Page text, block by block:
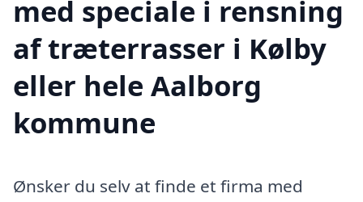
med speciale i rensning
af træterrasser i Kølby
eller hele Aalborg
kommune
Ønsker du selv at finde et firma med